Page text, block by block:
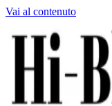
Vai al contenuto